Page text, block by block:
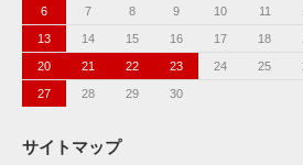
6 7 8 9 10 11
13 14 15 16 17 18
20 21 22 23 24 25
27 28 29 30
サイトマップ